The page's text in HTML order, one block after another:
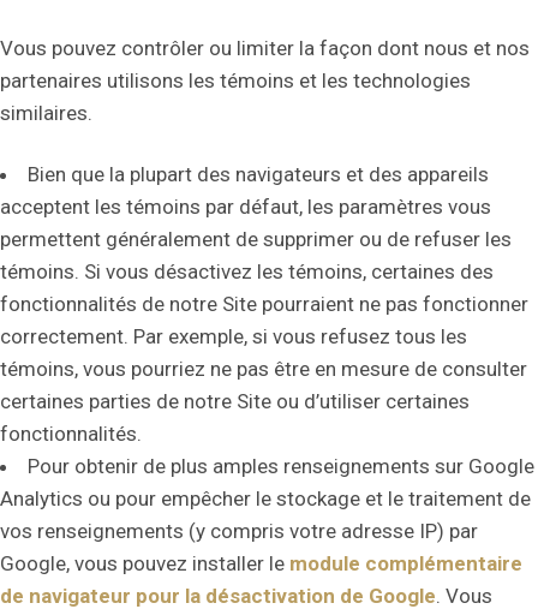
Vous pouvez contrôler ou limiter la façon dont nous et nos
partenaires utilisons les témoins et les technologies
similaires.
Bien que la plupart des navigateurs et des appareils
acceptent les témoins par défaut, les paramètres vous
permettent généralement de supprimer ou de refuser les
témoins. Si vous désactivez les témoins, certaines des
fonctionnalités de notre Site pourraient ne pas fonctionner
correctement. Par exemple, si vous refusez tous les
témoins, vous pourriez ne pas être en mesure de consulter
certaines parties de notre Site ou d’utiliser certaines
fonctionnalités.
Pour obtenir de plus amples renseignements sur Google
Analytics ou pour empêcher le stockage et le traitement de
vos renseignements (y compris votre adresse IP) par
Google, vous pouvez installer le module complémentaire
de navigateur pour la désactivation de Google. Vous